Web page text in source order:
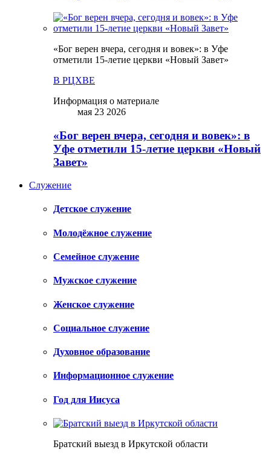
«Бог верен вчера, сегодня и вовек»: в Уфе
отметили 15-летие церкви «Новый Завет»
В РЦХВЕ
Информация о материале
мая 23 2026
«Бог верен вчера, сегодня и вовек»: в
Уфе отметили 15-летие церкви «Новый
Завет»
Служение
Детское служение
Молодёжное служение
Семейное служение
Мужское служение
Женское служение
Социальное служение
Духовное образование
Информационное служение
Год для Иисуса
Братский выезд в Иркутской области